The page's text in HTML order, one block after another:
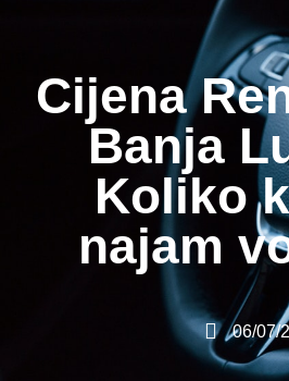
Cijena
Banja
Koliko
najam
06/07/